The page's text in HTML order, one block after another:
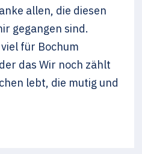
allen, die diesen
gegangen sind.
für Bochum
das Wir noch zählt
lebt, die mutig und